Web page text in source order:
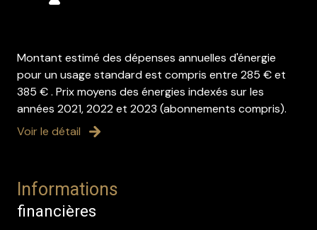
Montant estimé des dépenses annuelles d'énergie
pour un usage standard est compris entre 285 € et
385 € . Prix moyens des énergies indexés sur les
années 2021, 2022 et 2023 (abonnements compris).
Voir le détail
Informations
financières